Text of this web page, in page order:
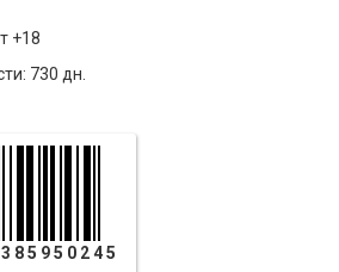
+18
730 дн.